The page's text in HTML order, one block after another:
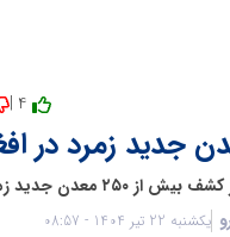
در این ولایت خبر داد.
یکشنبه 22 تیر 1404 - 08:57